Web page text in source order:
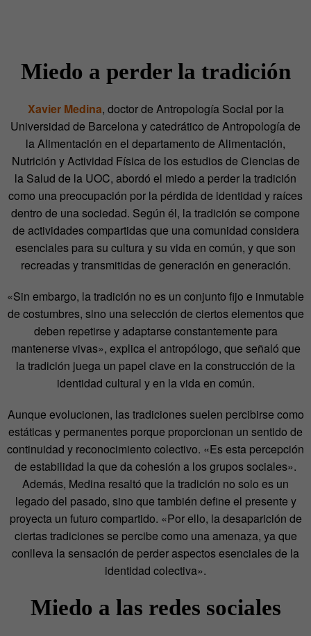
Miedo a perder la tradición
Xavier Medina, doctor de Antropología Social por la
Universidad de Barcelona y catedrático de Antropología de
la Alimentación en el departamento de Alimentación,
Nutrición y Actividad Física de los estudios de Ciencias de
la Salud de la UOC, abordó el miedo a perder la tradición
como una preocupación por la pérdida de identidad y raíces
dentro de una sociedad. Según él, la tradición se compone
de actividades compartidas que una comunidad considera
esenciales para su cultura y su vida en común, y que son
recreadas y transmitidas de generación en generación.
«Sin embargo, la tradición no es un conjunto fijo e inmutable
de costumbres, sino una selección de ciertos elementos que
deben repetirse y adaptarse constantemente para
mantenerse vivas», explica el antropólogo, que señaló que
la tradición juega un papel clave en la construcción de la
identidad cultural y en la vida en común.
Aunque evolucionen, las tradiciones suelen percibirse como
estáticas y permanentes porque proporcionan un sentido de
continuidad y reconocimiento colectivo. «Es esta percepción
de estabilidad la que da cohesión a los grupos sociales».
Además, Medina resaltó que la tradición no solo es un
legado del pasado, sino que también define el presente y
proyecta un futuro compartido. «Por ello, la desaparición de
ciertas tradiciones se percibe como una amenaza, ya que
conlleva la sensación de perder aspectos esenciales de la
identidad colectiva».
Miedo a las redes sociales